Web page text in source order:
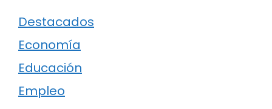
Destacados
Economía
Educación
Empleo